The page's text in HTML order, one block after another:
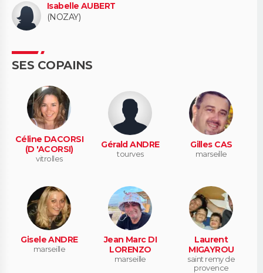
Isabelle AUBERT
(NOZAY)
SES COPAINS
Céline DACORSI
(D 'ACORSI)
vitrolles
Gérald ANDRE
tourves
Gilles CAS
marseille
Gisele ANDRE
marseille
Jean Marc DI
LORENZO
marseille
Laurent
MIGAYROU
saint remy de
provence